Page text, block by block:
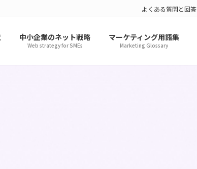
よくある質問と回答
中小企業のネット戦略
Web strategy for SMEs
マーケティング用語集
Marketing Glossary